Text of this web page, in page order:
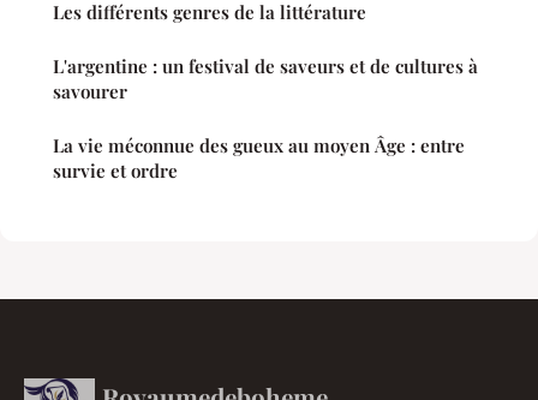
Les différents genres de la littérature
L'argentine : un festival de saveurs et de cultures à
savourer
La vie méconnue des gueux au moyen Âge : entre
survie et ordre